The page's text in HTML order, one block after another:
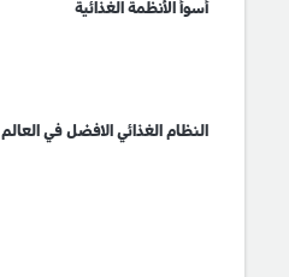
أسوأ الأنظمة الغذائية
النظام الغذائي الافضل في العالم